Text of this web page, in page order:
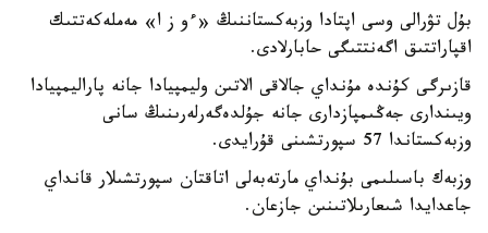
بۇل تۋرالى وسى اپتادا وزبەكستاننىڭ «ءو ز ا» مەملەكەتتىك
اقپاراتتىق اگەنتتىگى حابارلادى.
قازىرگى كۇندە مۇنداي جالاقى الاتىن وليمپيادا جانە پاراليمپيادا
ويىندارى جەڭىمپازدارى جانە جۇلدەگەرلەرىنىڭ سانى
وزبەكستاندا 57 سپورتشىنى قۇرايدى.
وزبەك باسىلىمى بۇنداي مارتەبەلى اتاقتان سپورتشىلار قانداي
جاعدايدا شىعارىلاتىنىن جازعان.